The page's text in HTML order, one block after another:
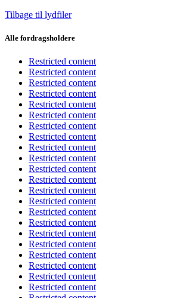
Tilbage til lydfiler
Alle fordragsholdere
Restricted content
Restricted content
Restricted content
Restricted content
Restricted content
Restricted content
Restricted content
Restricted content
Restricted content
Restricted content
Restricted content
Restricted content
Restricted content
Restricted content
Restricted content
Restricted content
Restricted content
Restricted content
Restricted content
Restricted content
Restricted content
Restricted content